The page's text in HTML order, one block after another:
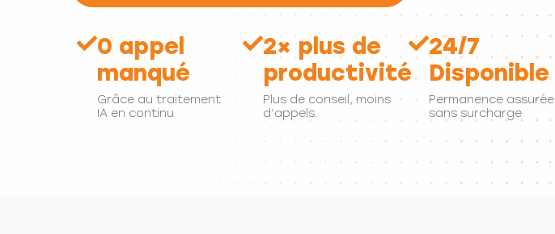
0 appel
manqué
Grâce au traitement
IA en continu
2× plus de
productivité
Plus de conseil, moins
d’appels.
24/7
Disponible
Permanence assurée
sans surcharge